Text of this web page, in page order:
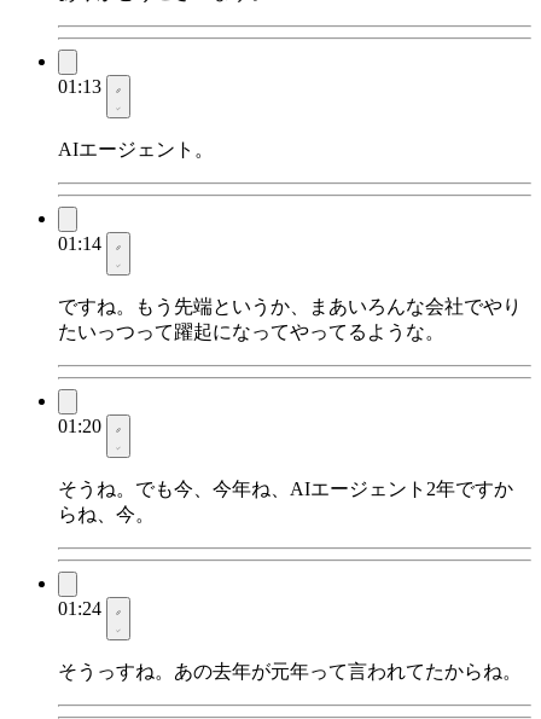
01:13
AIエージェント。
01:14
ですね。もう先端というか、まあいろんな会社でやり
たいっつって躍起になってやってるような。
01:20
そうね。でも今、今年ね、AIエージェント2年ですか
らね、今。
01:24
そうっすね。あの去年が元年って言われてたからね。